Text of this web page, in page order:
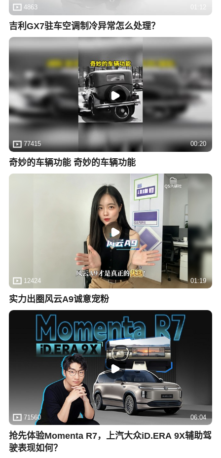
4863 01:12
吉利GX7驻车空调制冷异常怎么处理？
77415 00:20
奇妙的车辆功能 奇妙的车辆功能
12424 01:19
实力出圈风云A9诚意宠粉
71560 06:04
抢先体验Momenta R7，上汽大众iD.ERA 9X辅助驾
驶表现如何？